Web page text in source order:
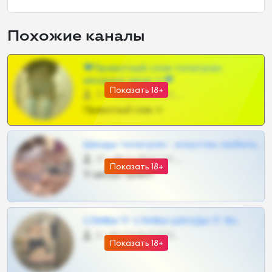
Похожие каналы
Показать 18+
❤Приватный слив телеграм,
шкодных шкур тг❤
57 •
Приватный слив тг
Показать 18+
Шкоды телеграм - искуство любить
27 •
Тг шкоды приват
Показать 18+
СЛИВЫ ТГ СЛИВЫ ШКОДЫ ТГ 18+
0 •